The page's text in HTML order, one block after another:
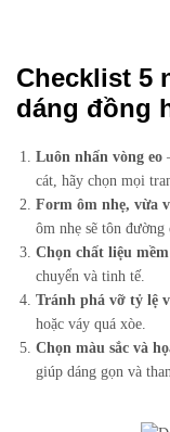
Checklist 5
dáng đồng
Luôn nhấn vòng eo
cát, hãy chọn mọi
Form ôm nhẹ, vừa
ôm nhẹ sẽ tôn
Chọn chất liệu
chuyển và tinh tế.
Tránh phá vỡ tỷ lệ
hoặc váy quá xòe.
Chọn màu sắc và
giúp dáng gọn và